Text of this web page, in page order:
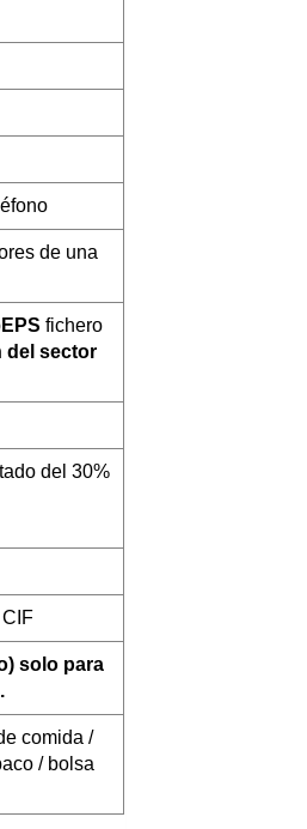
de una
EPS fichero
del sector
del 30%
solo para
comida /
/ bolsa